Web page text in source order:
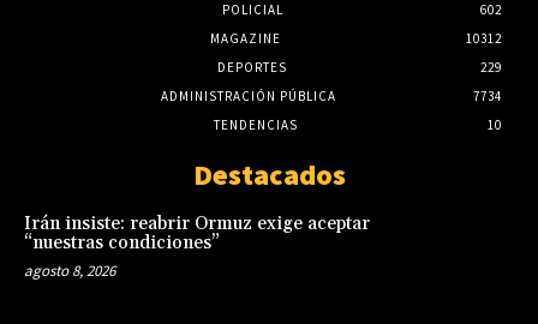
POLICIAL
602
MAGAZINE
10312
DEPORTES
229
ADMINISTRACIÓN PÚBLICA
7734
TENDENCIAS
10
Destacados
Irán insiste: reabrir Ormuz exige aceptar
“nuestras condiciones”
agosto 8, 2026